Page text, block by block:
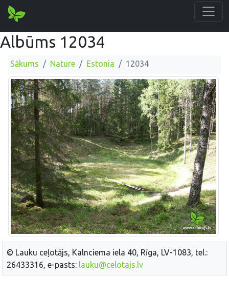
Albūms 12034
Sākums Nature Estonia 12034
© Lauku ceļotājs, Kalnciema iela 40, Rīga, LV-1083, tel.:
26433316, e-pasts: lauku@celotajs.lv